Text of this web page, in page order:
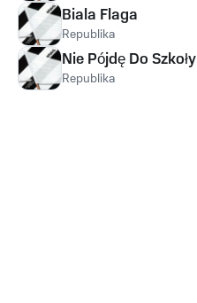
Biala Flaga
Republika
Nie Pójdę Do Szkoły
Republika